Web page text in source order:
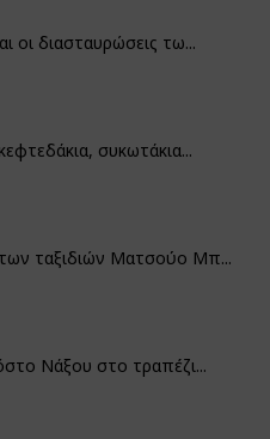
οι διασταυρώσεις τω...
συκωτάκια...
ταξιδιών Ματσούο Μπ...
Νάξου στο τραπέζι...